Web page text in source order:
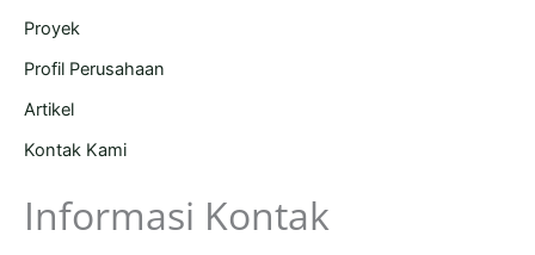
Proyek
Profil Perusahaan
Artikel
Kontak Kami
Informasi Kontak